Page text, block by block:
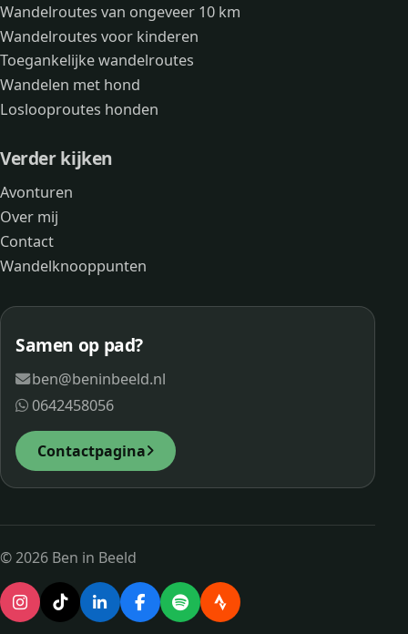
Wandelroutes van ongeveer 10 km
Wandelroutes voor kinderen
Toegankelijke wandelroutes
Wandelen met hond
Loslooproutes honden
Verder kijken
Avonturen
Over mij
Contact
Wandelknooppunten
Samen op pad?
ben@beninbeeld.nl
0642458056
Contactpagina
© 2026 Ben in Beeld
Instagram
TikTokLinkedInFacebook
SpotifyStrava